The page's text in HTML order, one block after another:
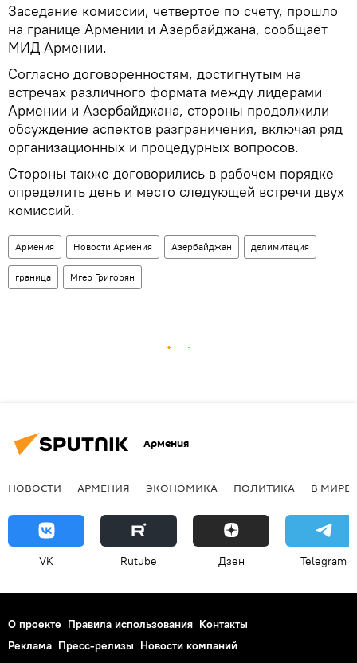
Заседание комиссии, четвертое по счету, прошло
на границе Армении и Азербайджана, сообщает
МИД Армении.
Согласно договоренностям, достигнутым на
встречах различного формата между лидерами
Армении и Азербайджана, стороны продолжили
обсуждение аспектов разграничения, включая ряд
организационных и процедурных вопросов.
Стороны также договорились в рабочем порядке
определить день и место следующей встречи двух
комиссий.
Армения Новости Армения Азербайджан делимитация
граница Мгер Григорян
Армения
НОВОСТИ АРМЕНИЯ ЭКОНОМИКА ПОЛИТИКА В МИРЕ
VK Rutube Дзен Telegram
О проекте Правила использования Контакты
Реклама Пресс-релизы Новости компаний